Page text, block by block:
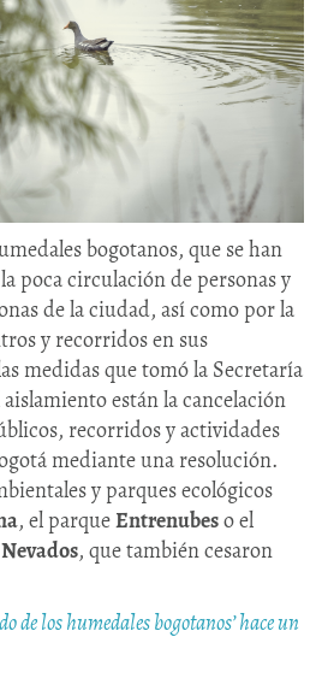
bogotanos, que se han
poca circulación de personas y
de la ciudad, así como por la
y recorridos en sus
medidas que tomó la Secretaría
están la cancelación
recorridos y actividades
mediante una resolución.
y parques ecológicos
, el parqueEntrenubeso el
, que también cesaron
de los humedales bogotanos’ hace un